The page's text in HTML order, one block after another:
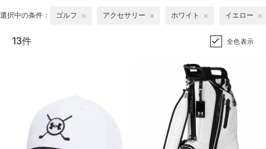
選択中の条件： ゴルフ アクセサリー ホワイト イエロー
13件 全色表示